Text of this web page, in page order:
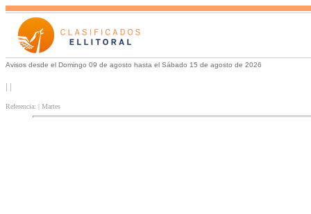
Avisos desde el Domingo 09 de agosto hasta el Sábado 15 de agosto de 2026
| |
Referencia: | Martes